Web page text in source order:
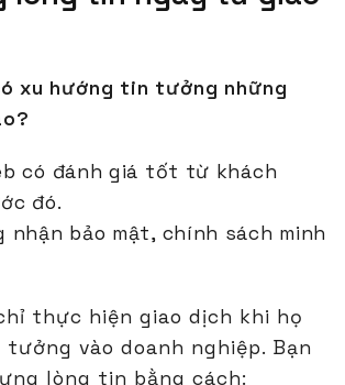
xu hướng tin tưởng những
có đánh giá tốt từ khách
đó.
nhận bảo mật, chính sách minh
thực hiện giao dịch khi họ
vào doanh nghiệp. Bạn
lòng tin bằng cách: